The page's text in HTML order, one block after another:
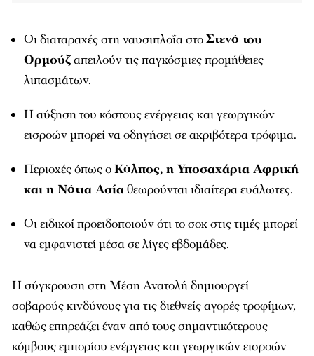
Οι διαταραχές στη ναυσιπλοΐα στοΣτενό του
Ορμούζαπειλούν τις παγκόσμιες προμήθειες
λιπασμάτων.
Η αύξηση του κόστους ενέργειας και γεωργικών
εισροών μπορεί να οδηγήσει σε ακριβότερα τρόφιμα.
Περιοχές όπως οΚόλπος, η Υποσαχάρια Αφρική
και η Νότια Ασίαθεωρούνται ιδιαίτερα ευάλωτες.
Οι ειδικοί προειδοποιούν ότι το σοκ στις τιμές μπορεί
να εμφανιστεί μέσα σε λίγες εβδομάδες.
Η σύγκρουση στη Μέση Ανατολή δημιουργεί
σοβαρούς κινδύνους για τις διεθνείς αγορές τροφίμων,
καθώς επηρεάζει έναν από τους σημαντικότερους
κόμβους εμπορίου ενέργειας και γεωργικών εισροών